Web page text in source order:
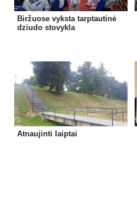
Biržuose vyksta tarptautinė
dziudo stovykla
Atnaujinti laiptai